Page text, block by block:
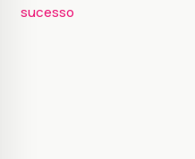
sucesso